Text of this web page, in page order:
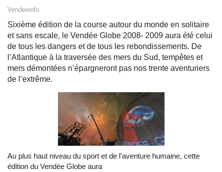
Vendeeinfo
Sixième édition de la course autour du monde en solitaire
et sans escale, le Vendée Globe 2008- 2009 aura été celui
de tous les dangers et de tous les rebondissements. De
l’Atlantique à la traversée des mers du Sud, tempêtes et
mers démontées n’épargneront pas nos trente aventuriers
de l’extrême.
Au plus haut niveau du sport et de l'aventure humaine, cette
édition du Vendée Globe aura